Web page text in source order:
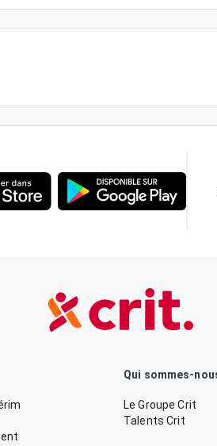
Qui sommes-
Le Groupe Crit
Talents Crit